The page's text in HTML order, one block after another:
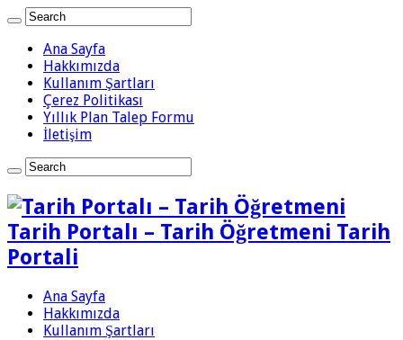
Ana Sayfa
Hakkımızda
Kullanım Şartları
Çerez Politikası
Yıllık Plan Talep Formu
İletişim
Tarih Portalı – Tarih Öğretmeni Tarih
Portali
Ana Sayfa
Hakkımızda
Kullanım Şartları